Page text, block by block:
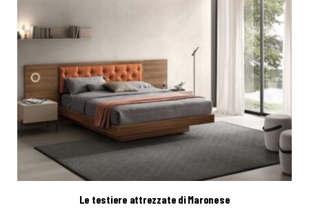
Le testiere attrezzate di Maronese